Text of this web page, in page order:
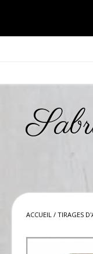
ACCUEIL / TIRAGES